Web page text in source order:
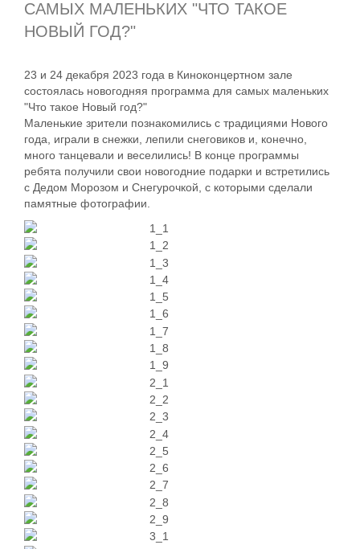
САМЫХ МАЛЕНЬКИХ "ЧТО ТАКОЕ
НОВЫЙ ГОД?"
23 и 24 декабря 2023 года в Киноконцертном зале
состоялась новогодняя программа для самых маленьких
"Что такое Новый год?"
Маленькие зрители познакомились с традициями Нового
года, играли в снежки, лепили снеговиков и, конечно,
много танцевали и веселились! В конце программы
ребята получили свои новогодние подарки и встретились
с Дедом Морозом и Снегурочкой, с которыми сделали
памятные фотографии.